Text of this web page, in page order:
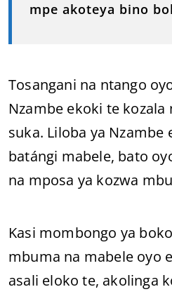
mpe akoteya bino
Tosangani na ntango
Nzambe ekoki te kozala
suka. Liloba ya
batángi mabele, bato
na mposa ya kozwa
Kasi mombongo ya
mbuma na mabele oyo
asali eloko te, akolinga